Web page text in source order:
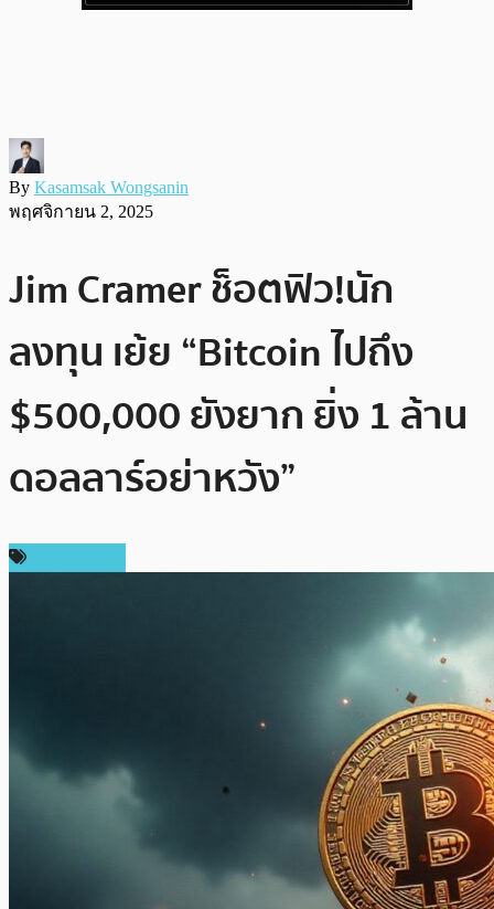
By Kasamsak Wongsanin
พฤศจิกายน 2, 2025
Jim Cramer ช็อตฟิว!นัก
ลงทุน เย้ย “Bitcoin ไปถึง
$500,000 ยังยาก ยิ่ง 1 ล้าน
ดอลลาร์อย่าหวัง”